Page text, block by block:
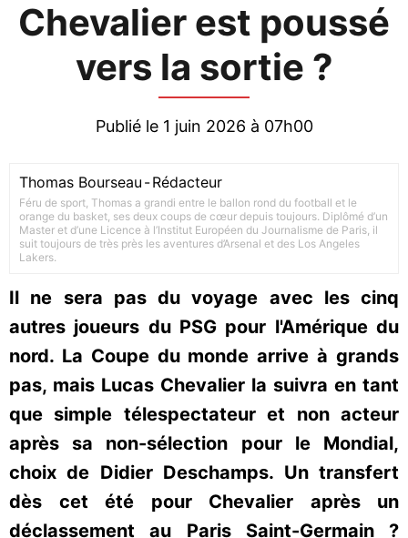
Chevalier est poussé
vers la sortie ?
Publié le 1 juin 2026 à 07h00
Thomas Bourseau -Rédacteur
Féru de sport, Thomas a grandi entre le ballon rond du football et le
orange du basket, ses deux coups de cœur depuis toujours. Diplômé d’un
Master et d’une Licence à l’Institut Européen du Journalisme de Paris, il
suit toujours de très près les aventures d’Arsenal et des Los Angeles
Lakers.
Il ne sera pas du voyage avec les cinq
autres joueurs du PSG pour l'Amérique du
nord. La Coupe du monde arrive à grands
pas, mais Lucas Chevalier la suivra en tant
que simple télespectateur et non acteur
après sa non-sélection pour le Mondial,
choix de Didier Deschamps. Un transfert
dès cet été pour Chevalier après un
déclassement au Paris Saint-Germain ?